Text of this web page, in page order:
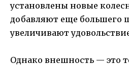
установлены новые
добавляют еще большего
увеличивают
Однако внешность — это